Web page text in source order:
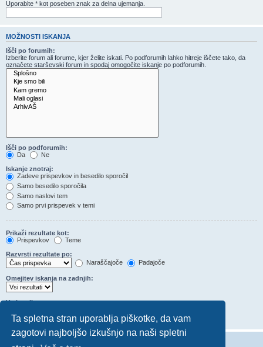
Ta spletna stran uporablja piškotke, da vam
zagotovi najboljšo izkušnjo na naši spletni
Uporabite * kot poseben znak za delna ujemanja.
MOŽNOSTI ISKANJA
Išči po forumih:
Izberite forum ali forume, kjer želite iskati. Po podforumih lahko hitreje iščete tako, da
označete starševski forum in spodaj omogočite iskanje po podforumih.
Išči po podforumih:
Da
Ne
Iskanje znotraj:
Zadeve prispevkov in besedilo sporočil
Samo besedilo sporočila
Samo naslovi tem
Samo prvi prispevek v temi
Prikaži rezultate kot:
Prispevkov
Teme
Razvrsti rezultate po:
Naraščajoče
Padajoče
Omejitev iskanja na zadnjih:
Vrni prvih:
Znakov v prispevkih